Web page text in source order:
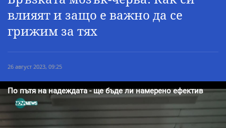
влияят и защо е важно да се
грижим за тях
26 август 2023, 09:25